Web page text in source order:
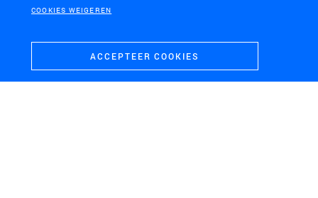
Visie Stadslandgoed
COOKIES WEIGEREN
ACCEPTEER COOKIES